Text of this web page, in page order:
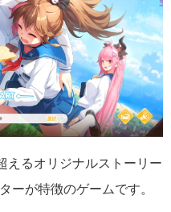
えるオリジナルストーリー
ーが特徴のゲームです。